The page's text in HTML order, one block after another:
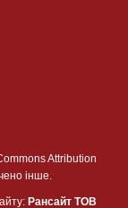
Attribution
інше.
Рансайт ТОВ